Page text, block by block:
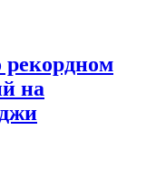
рекордном
на